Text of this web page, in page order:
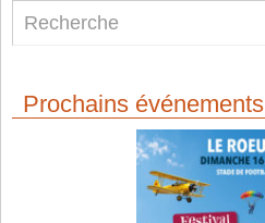
Prochains événements